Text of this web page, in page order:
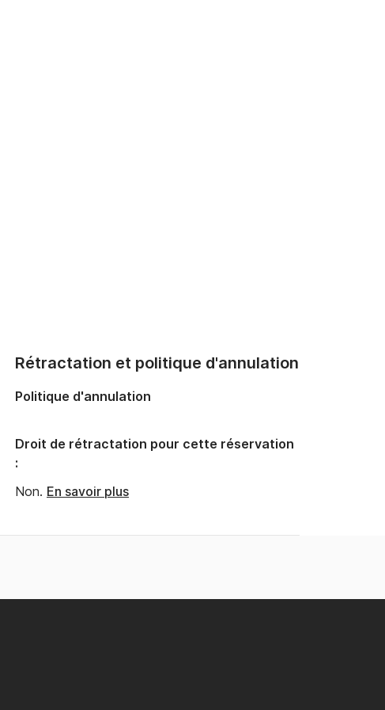
Rétractation et politique d'annulation
Politique d'annulation
Droit de rétractation pour cette réservation
:
Non. En savoir plus